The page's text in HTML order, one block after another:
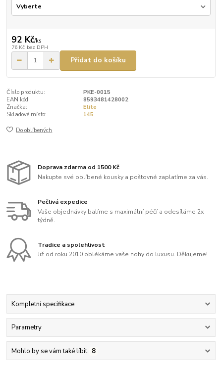
92 Kč/ks
76 Kč bez DPH
Přidat do košíku
Číslo produktu:
PKE-0015
EAN kód:
8593481428002
Značka:
Elite
Skladové místo:
145
Do oblíbených
Doprava zdarma od 1500 Kč
Nakupte své oblíbené kousky a poštovné zaplatíme za vás.
Pečlivá expedice
Vaše objednávky balíme s maximální péčí a odesíláme 2x
týdně.
Tradice a spolehlivost
Již od roku 2010 oblékáme vaše nohy do luxusu. Děkujeme!
Kompletní specifikace
Parametry
Mohlo by se vám také líbit 8